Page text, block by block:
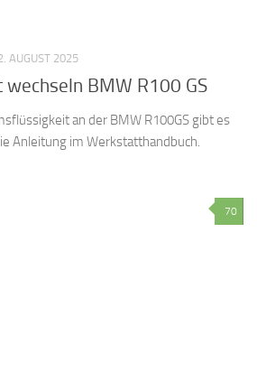
AUGUST 2025
BMW R100 GS
an der BMW R100GS gibt es
Anleitung im Werkstatthandbuch.
70